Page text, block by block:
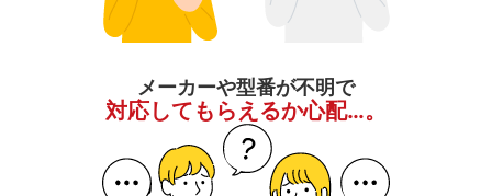
メーカーや型番が不明で
対応してもらえるか心配…。